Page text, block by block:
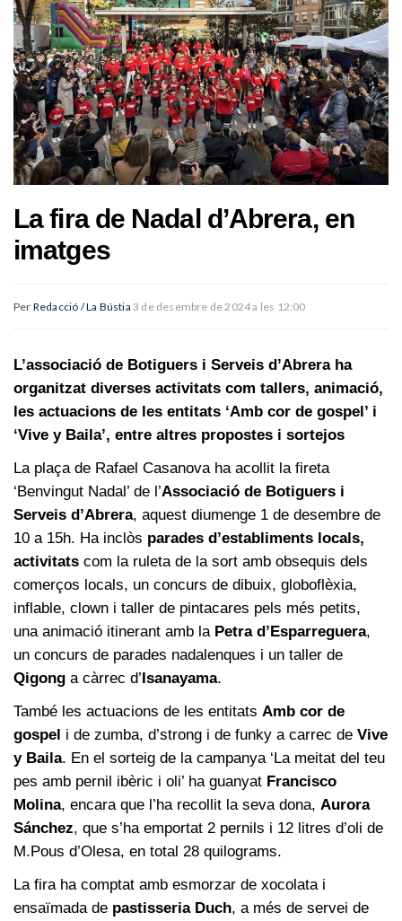
La fira de Nadal d’Abrera, en
imatges
Per Redacció / La Bústia 3 de desembre de 2024 a les 12:00
L’associació de Botiguers i Serveis d’Abrera ha
organitzat diverses activitats com tallers, animació,
les actuacions de les entitats ‘Amb cor de gospel’ i
‘Vive y Baila’, entre altres propostes i sortejos
La plaça de Rafael Casanova ha acollit la fireta
‘Benvingut Nadal’ de l’Associació de Botiguers i
Serveis d’Abrera, aquest diumenge 1 de desembre de
10 a 15h. Ha inclòs parades d’establiments locals,
activitats com la ruleta de la sort amb obsequis dels
comerços locals, un concurs de dibuix, globoflèxia,
inflable, clown i taller de pintacares pels més petits,
una animació itinerant amb la Petra d’Esparreguera,
un concurs de parades nadalenques i un taller de
Qigong a càrrec d’Isanayama.
També les actuacions de les entitats Amb cor de
gospel i de zumba, d’strong i de funky a carrec de Vive
y Baila. En el sorteig de la campanya ‘La meitat del teu
pes amb pernil ibèric i oli’ ha guanyat Francisco
Molina, encara que l’ha recollit la seva dona, Aurora
Sánchez, que s’ha emportat 2 pernils i 12 litres d’oli de
M.Pous d’Olesa, en total 28 quilograms.
La fira ha comptat amb esmorzar de xocolata i
ensaïmada de pastisseria Duch, a més de servei de